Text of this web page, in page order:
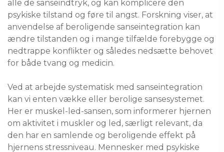
alle de sanseindtryk, og kan komplicere den
psykiske tilstand og føre til angst. Forskning viser, at
anvendelse af beroligende sanseintegration kan
ændre tilstanden og i mange tilfælde forebygge og
nedtrappe konflikter og således nedsætte behovet
for både tvang og medicin.
Ved at arbejde systematisk med sanseintegration
kan vi enten vække eller berolige sansesystemet.
Her er muskel-led-sansen, som informerer hjernen
om aktivitet i muskler og led, særligt relevant, da
den har en samlende og beroligende effekt på
hjernens stressniveau. Mennesker med psykiske